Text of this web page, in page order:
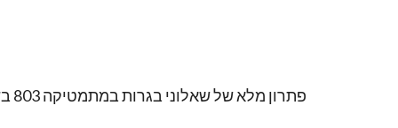
פתרון מלא של שאלוני בגרות במתמטיקה 803 בשיעורטונים